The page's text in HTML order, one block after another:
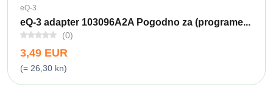
eQ-3
eQ-3 adapter 103096A2A Pogodno za (programe...
(0)
3,49 EUR
(= 26,30 kn)